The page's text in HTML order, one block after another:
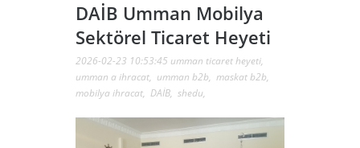
DAİB Umman Mobilya
Sektörel Ticaret Heyeti
2026-02-23 10:53:45 umman ticaret heyeti,
umman a ihracat, umman b2b, maskat b2b,
mobilya ihracat, DAİB, shedu,